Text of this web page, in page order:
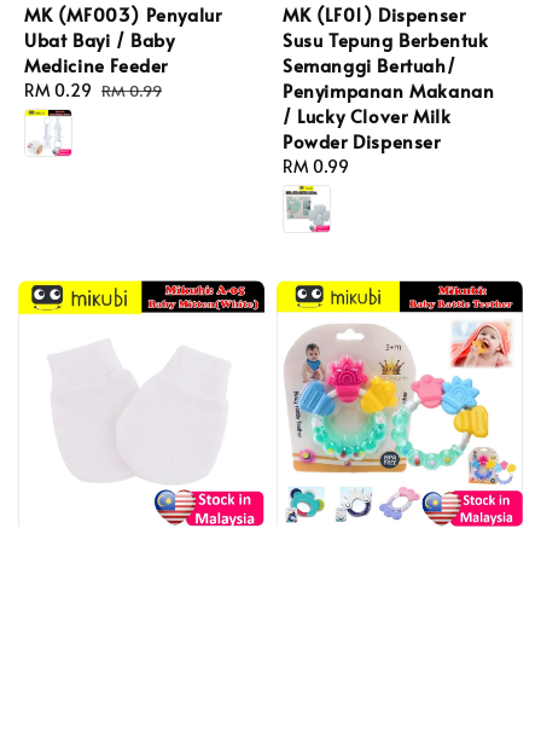
MK (MF003) Penyalur
Ubat Bayi / Baby
Medicine Feeder
Sale
price
RM 0.29 Regular
RM 0.99
MK (LF01) Dispenser
Susu Tepung Berbentuk
Semanggi Bertuah/
Penyimpanan Makanan
/ Lucky Clover Milk
Powder Dispenser
Regular
price
RM 0.99